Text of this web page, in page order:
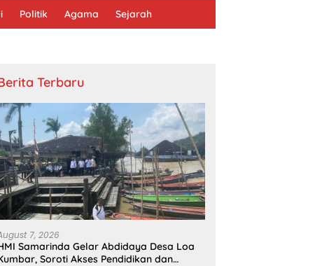
Politik Agama Sejarah
Terbaru
7, 2026
Samarinda Gelar Abdidaya Desa Loa
Soroti Akses Pendidikan dan